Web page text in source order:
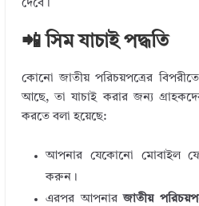
দেবে।
📲 সিম যাচাই পদ্ধতি
কোনো জাতীয় পরিচয়পত্রের
আছে, তা যাচাই করার জন্য
করতে বলা হয়েছে:
আপনার যেকোনো মোবাইল
করুন।
এরপর আপনারজাতীয়